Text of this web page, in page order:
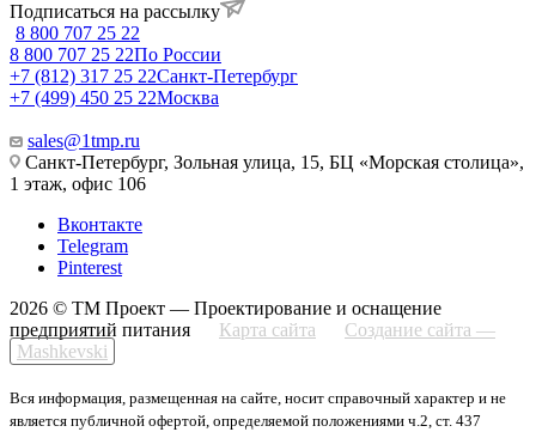
Подписаться на рассылку
8 800 707 25 22
8 800 707 25 22По России
+7 (812) 317 25 22Санкт-Петербург
+7 (499) 450 25 22Москва
sales@1tmp.ru
Санкт-Петербург, Зольная улица, 15, БЦ «Морская столица»,
1 этаж, офис 106
Вконтакте
Telegram
Pinterest
2026 © ТМ Проект — Проектирование и оснащение
предприятий питания
Карта сайта
Создание сайта —
Mashkevski
Вся информация, размещенная на сайте, носит справочный характер и не
является публичной офертой, определяемой положениями ч.2, ст. 437